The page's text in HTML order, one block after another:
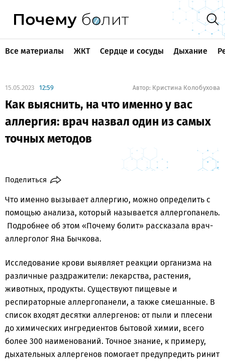
Все материалы ЖКТ Сердце и сосуды Дыхание
15.05.2023 12:59 Автор: Кристина Колобухова
Как выяснить, на что именно у вас
аллергия: врач назвал один из самых
точных методов
Поделиться
Что именно вызывает аллергию, можно определить с
помощью анализа, который называется аллергопанель.
Подробнее об этом «Почему болит» рассказала врач-
аллерголог Яна Бычкова.
Исследование крови выявляет реакции организма на
различные раздражители: лекарства, растения,
животных, продукты. Существуют пищевые и
респираторные аллергопанели, а также смешанные. В
список входят десятки аллергенов: от пыли и плесени
до химических ингредиентов бытовой химии, всего
более 300 наименований. Точное знание, к примеру,
дыхательных аллергенов помогает предупредить ринит